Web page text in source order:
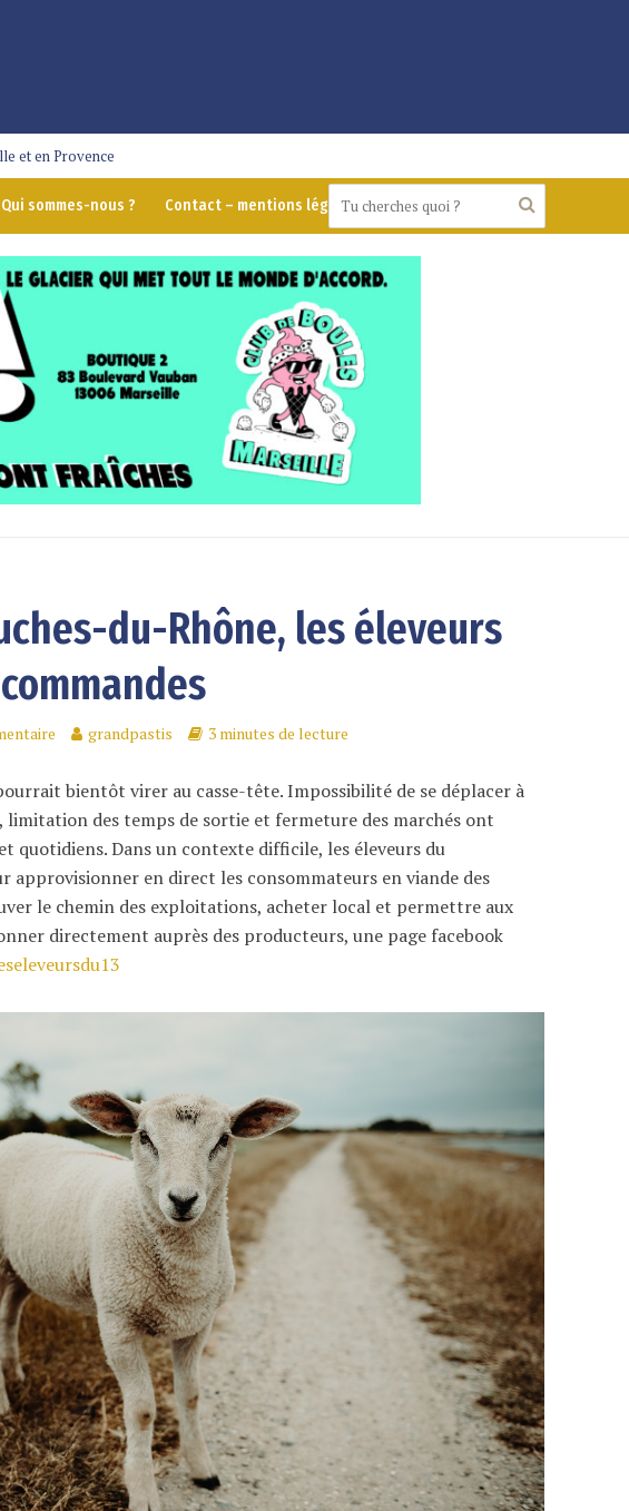
et en Provence
Qui sommes-nous ? Contact – mentions légales
du-Rhône, les éleveurs
grandpastis 3 minutes de lecture
bientôt virer au casse-tête. Impossibilité de se déplacer à
limitation des temps de sortie et fermeture des marchés ont
quotidiens. Dans un contexte difficile, les éleveurs du
approvisionner en direct les consommateurs en viande des
le chemin des exploitations, acheter local et permettre aux
directement auprès des producteurs, une page facebook